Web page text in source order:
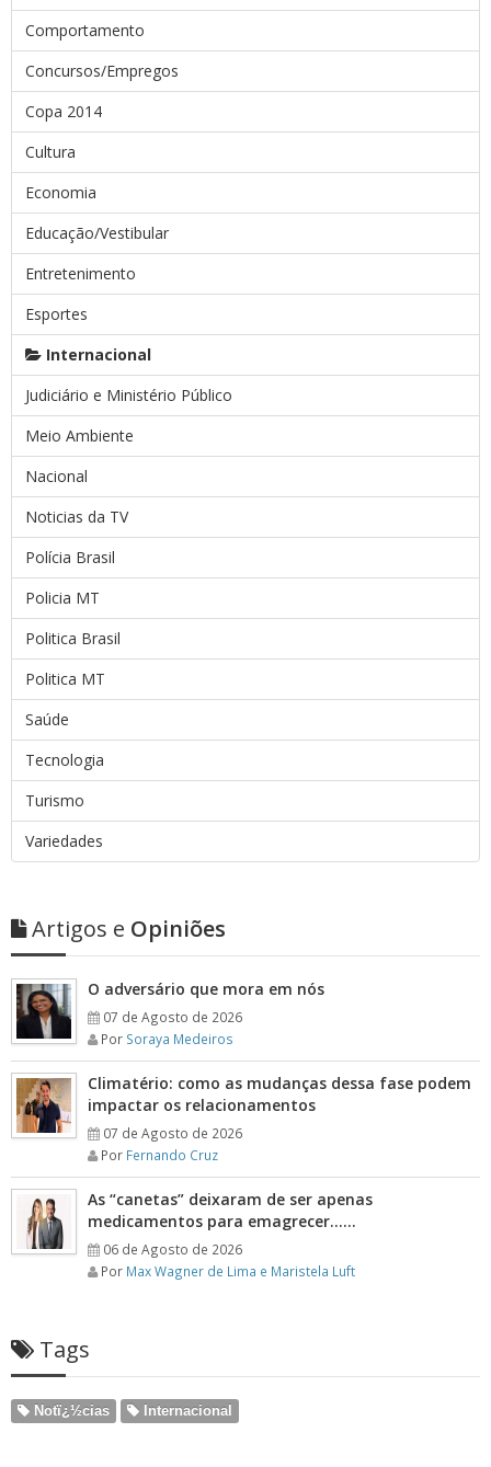
Comportamento
Concursos/Empregos
Copa 2014
Cultura
Economia
Educação/Vestibular
Entretenimento
Esportes
Internacional
Judiciário e Ministério Público
Meio Ambiente
Nacional
Noticias da TV
Polícia Brasil
Policia MT
Politica Brasil
Politica MT
Saúde
Tecnologia
Turismo
Variedades
Artigos e Opiniões
O adversário que mora em nós
07 de Agosto de 2026
Por Soraya Medeiros
Climatério: como as mudanças dessa fase podem
impactar os relacionamentos
07 de Agosto de 2026
Por Fernando Cruz
As “canetas” deixaram de ser apenas
medicamentos para emagrecer……
06 de Agosto de 2026
Por Max Wagner de Lima e Maristela Luft
Tags
Notï¿½cias Internacional